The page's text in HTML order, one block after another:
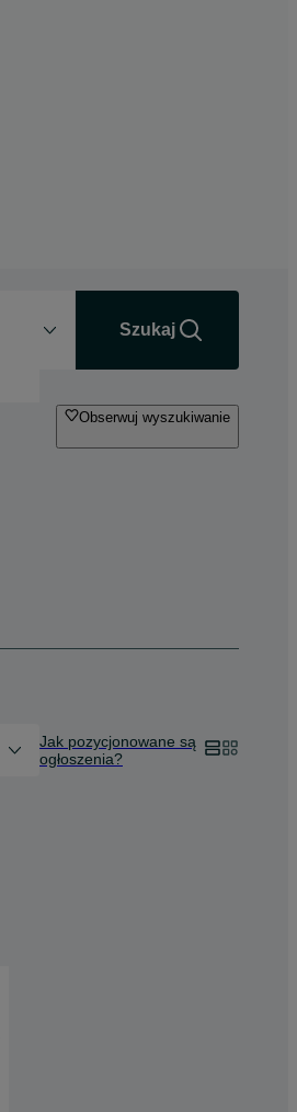
Szukaj
Obserwuj wyszukiwanie
Jak pozycjonowane są
ogłoszenia?